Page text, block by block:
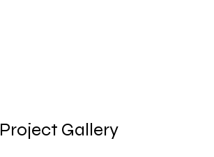
Project Gallery